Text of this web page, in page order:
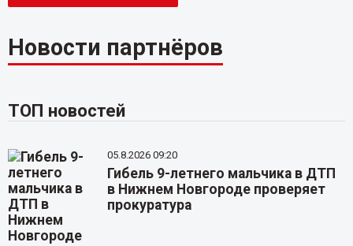
Новости партнёров
ТОП новостей
05.8.2026 09:20
Гибель 9-летнего мальчика в ДТП
в Нижнем Новгороде проверяет
прокуратура